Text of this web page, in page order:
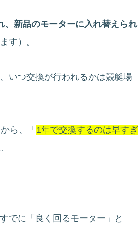
、新品のモーターに入れ替えられ
す）。
いつ交換が行われるかは競艇場
ら、「 1年で交換するのは早すぎ
でに「良く回るモーター」と